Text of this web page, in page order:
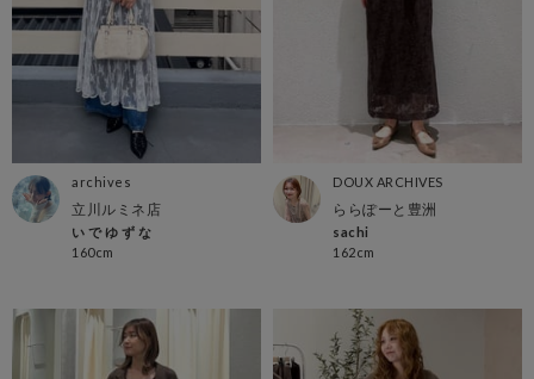
archives
立川ルミネ店
い で ゆ ず な
160cm
DOUX ARCHIVES
ららぽーと豊洲
sachi
162cm